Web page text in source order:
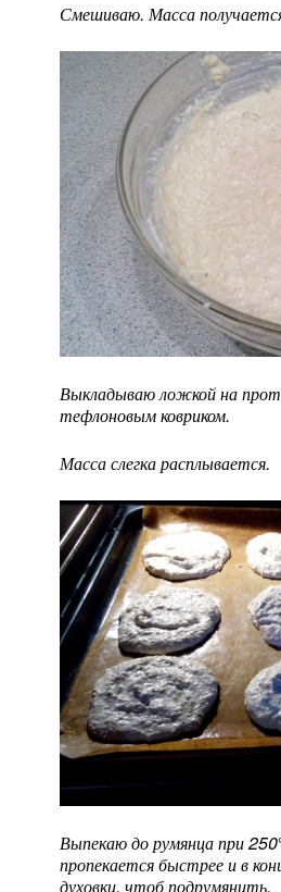
Смешиваю. Масса
Выкладываю ложкой на
тефлоновым ковриком.
Масса слегка расплывается.
Выпекаю до румянца при 250
пропекается быстрее и в
духовки, чтоб подрумянить.